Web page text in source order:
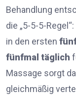
Behandlung
die „5-5-5-
in den ersten
fünfmal täglich
Massage sorgt
gleichmäßig